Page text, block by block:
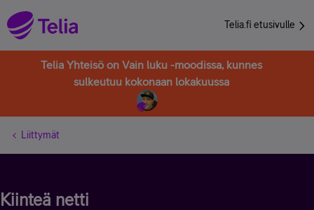
Telia.fi etusivulle
Telia Yhteisö on Vain luku -moodissa, kunnes
sulkeutuu kokonaan lokakuussa
Liittymät
Kiinteä netti